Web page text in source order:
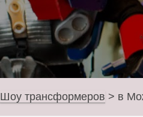
Шоу трансформеров > в